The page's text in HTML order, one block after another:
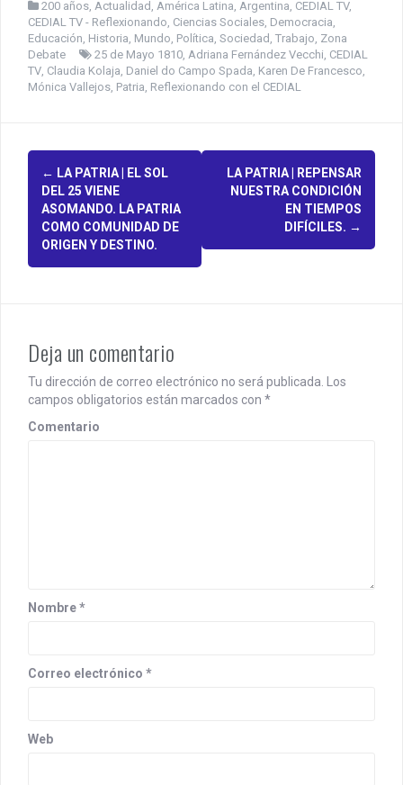
200 años Actualidad América Latina Argentina CEDIAL TV,
CEDIAL TV - Reflexionando Ciencias Sociales Democracia
Educación Historia Mundo Política Sociedad Trabajo Zona
Debate
25 de Mayo 1810 Adriana Fernández Vecchi CEDIAL
TV Claudia Kolaja Daniel do Campo Spada Karen De Francesco
Mónica Vallejos Patria Reflexionando con el CEDIAL
t
a
v
i
g
n
← LA PATRIA | EL SOL
DEL 25 VIENE
ASOMANDO. LA PATRIA
COMO COMUNIDAD DE
ORIGEN Y DESTINO.
LA PATRIA | REPENSAR
NUESTRA CONDICIÓN
EN TIEMPOS
DIFÍCILES. →
Deja un comentario
Tu dirección de correo electrónico no será publicada.
Los
campos obligatorios están marcados con *
Comentario
Nombre*
Correo electrónico *
Web